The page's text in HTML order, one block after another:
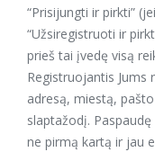
“Prisijungti ir pirkti”
“Užsiregistruoti ir
prieš tai įvedę visą
Registruojantis Jums
adresą, miestą,
slaptažodį.
ne pirmą kartą ir jau